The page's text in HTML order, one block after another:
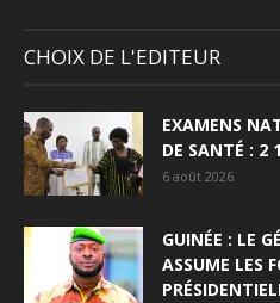
CHOIX DE L'EDITEUR
EXAMENS
DE SANTÉ : 2
6 août 2026
GUINÉE : LE
ASSUME LES